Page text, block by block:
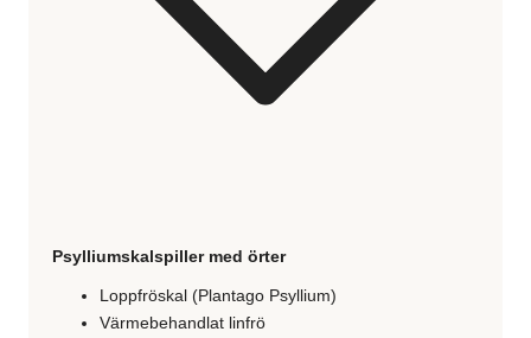
Psylliumskalspiller med örter
Loppfröskal (Plantago Psyllium)
Värmebehandlat linfrö